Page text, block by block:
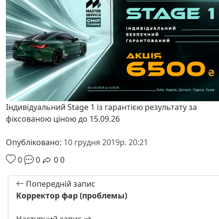
Індивідуальний Stage 1 із гарантією результату за
фіксованою ціною до 15.09.26
Опубліковано: 10 грудня 2019р. 20:21
0
0 00
Попередній запис
Корректор фар (проблемы)